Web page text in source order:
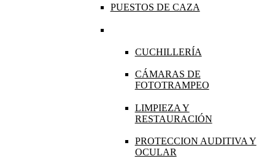
PUESTOS DE CAZA
CUCHILLERÍA
CÁMARAS DE
FOTOTRAMPEO
LIMPIEZA Y
RESTAURACIÓN
PROTECCION AUDITIVA Y
OCULAR